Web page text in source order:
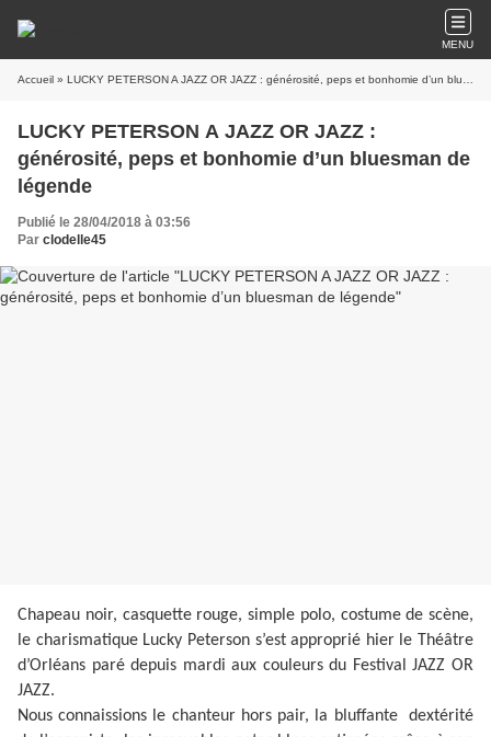
MENU
Accueil » LUCKY PETERSON A JAZZ OR JAZZ : générosité, peps et bonhomie d’un bluesman de légende
LUCKY PETERSON A JAZZ OR JAZZ :
générosité, peps et bonhomie d’un bluesman de
légende
Publié le 28/04/2018 à 03:56
Par clodelle45
Chapeau noir, casquette rouge, simple polo, costume de scène,
le charismatique Lucky Peterson s’est approprié hier le Théâtre
d’Orléans paré depuis mardi aux couleurs du Festival JAZZ OR
JAZZ.
Nous connaissions le chanteur hors pair, la bluffante dextérité